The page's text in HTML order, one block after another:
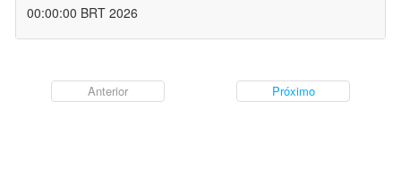
00:00:00 BRT 2026
Anterior Próximo